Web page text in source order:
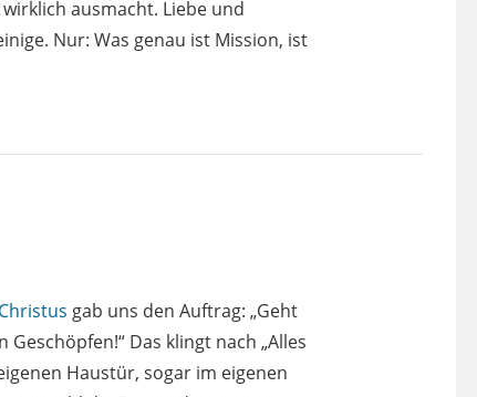
ausmacht. Liebe und
Nur: Was genau ist Mission, ist
Christus gab uns den Auftrag: „Geht
Das klingt nach „Alles
Haustür, sogar im eigenen